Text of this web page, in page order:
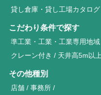
貸し倉庫・貸し工場カタログ
こだわり条件で探す
準工業・工業・工業専用地域
クレーン付き
天井高5m以
その他種別
店舗 事務所